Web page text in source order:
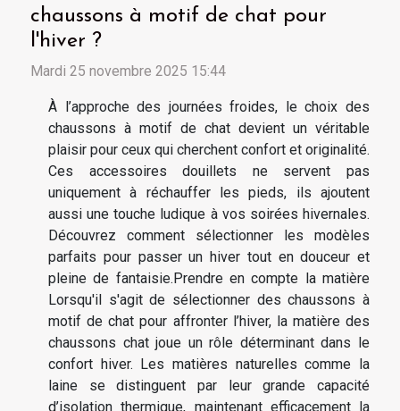
chaussons à motif de chat pour
l'hiver ?
Mardi 25 novembre 2025 15:44
À l’approche des journées froides, le choix des
chaussons à motif de chat devient un véritable
plaisir pour ceux qui cherchent confort et originalité.
Ces accessoires douillets ne servent pas
uniquement à réchauffer les pieds, ils ajoutent
aussi une touche ludique à vos soirées hivernales.
Découvrez comment sélectionner les modèles
parfaits pour passer un hiver tout en douceur et
pleine de fantaisie.Prendre en compte la matière
Lorsqu'il s'agit de sélectionner des chaussons à
motif de chat pour affronter l’hiver, la matière des
chaussons chat joue un rôle déterminant dans le
confort hiver. Les matières naturelles comme la
laine se distinguent par leur grande capacité
d’isolation thermique, maintenant efficacement la